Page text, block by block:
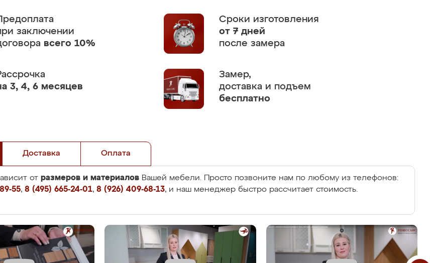
заключении
всего 10%
Сроки изготовления
от 7 дней
после замера
3, 4, 6 месяцев
Замер,
доставка и подъем
бесплатно
Доставка Оплата
от размеров и материалов Вашей мебели. Просто позвоните нам по любому из телефонов:
55, 8 (495) 665-24-01, 8 (926) 409-68-13, и наш менеджер быстро рассчитает стоимость.